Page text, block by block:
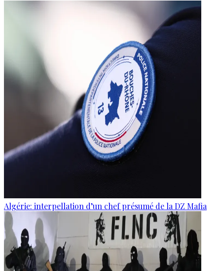
Algérie: interpellation d’un chef présumé de la DZ Mafia